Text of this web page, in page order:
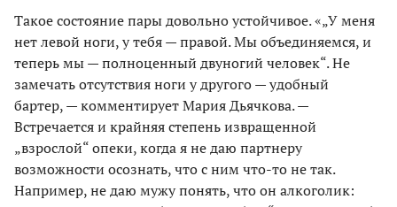
Такое состояние пары довольно устойчивое. «„У меня
нет левой ноги, у тебя — правой. Мы объединяемся, и
теперь мы — полноценный двуногий человек“. Не
замечать отсутствия ноги у другого — удобный
бартер, — комментирует Мария Дьячкова. —
Встречается и крайняя степень извращенной
„взрослой“ опеки, когда я не даю партнеру
возможности осознать, что с ним что-то не так.
Например, не даю мужу понять, что он алкоголик: